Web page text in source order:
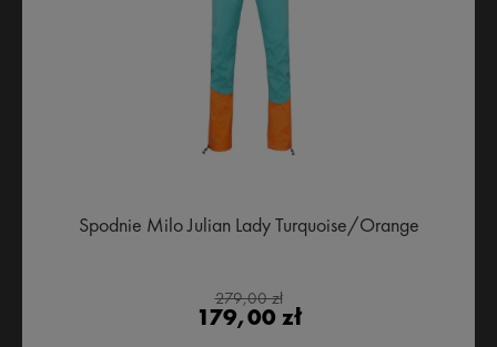
Spodnie Milo Julian Lady Turquoise/Orange
279,00 zł
179,00 zł